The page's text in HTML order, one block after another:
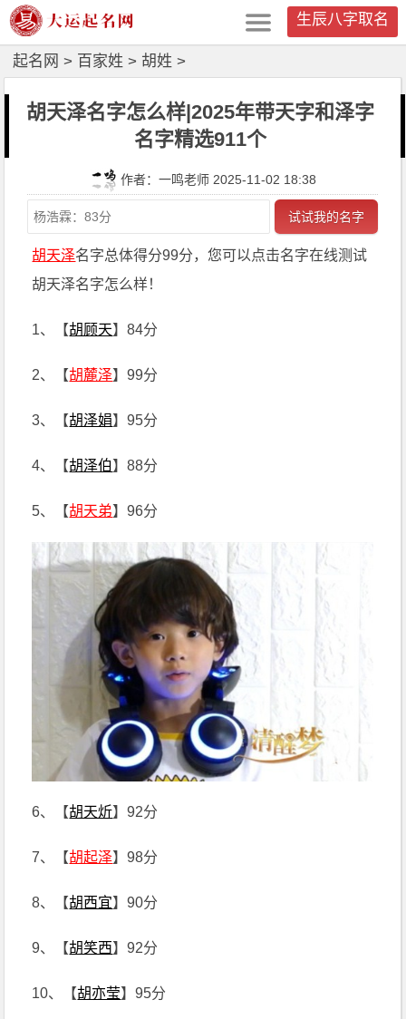
生辰八字取名
起名网 > 百家姓 > 胡姓 >
胡天泽名字怎么样|2025年带天字和泽字
名字精选911个
作者：一鸣老师 2025-11-02 18:38
试试我的名字
胡天泽名字总体得分99分，您可以点击名字在线测试
胡天泽名字怎么样！
1、【胡顾天】84分
2、【胡麓泽】99分
3、【胡泽娟】95分
4、【胡泽伯】88分
5、【胡天弟】96分
6、【胡天炘】92分
7、【胡起泽】98分
8、【胡西宜】90分
9、【胡笑西】92分
10、【胡亦莹】95分